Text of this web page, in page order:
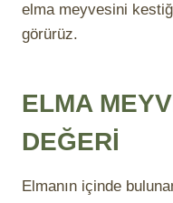
elma meyvesini
görürüz.
ELMA
DEĞERİ
Elmanın içinde